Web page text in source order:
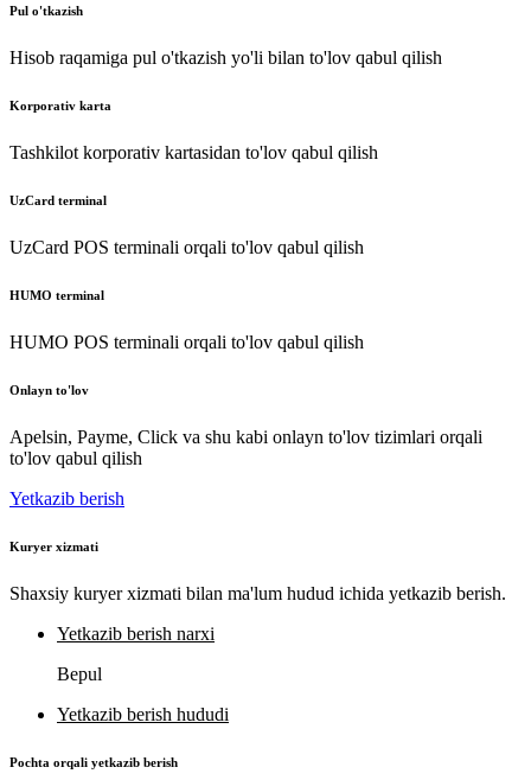
Pul o'tkazish
Hisob raqamiga pul o'tkazish yo'li bilan to'lov qabul qilish
Korporativ karta
Tashkilot korporativ kartasidan to'lov qabul qilish
UzCard terminal
UzCard POS terminali orqali to'lov qabul qilish
HUMO terminal
HUMO POS terminali orqali to'lov qabul qilish
Onlayn to'lov
Apelsin, Payme, Click va shu kabi onlayn to'lov tizimlari orqali
to'lov qabul qilish
Yetkazib berish
Kuryer xizmati
Shaxsiy kuryer xizmati bilan ma'lum hudud ichida yetkazib berish.
Yetkazib berish narxi
Bepul
Yetkazib berish hududi
Pochta orqali yetkazib berish